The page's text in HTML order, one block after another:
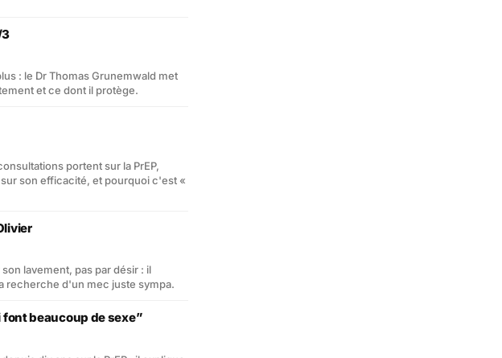
3
: le Dr Thomas Grunemwald met
et ce dont il protège.
portent sur la PrEP,
son efficacité, et pourquoi c'est «
lavement, pas par désir : il
recherche d'un mec juste sympa.
font beaucoup de sexe”